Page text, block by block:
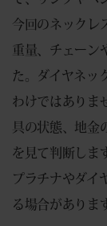
今回のネックレ
重量、チェーン
た。ダイヤネッ
わけではありま
具の状態、地金
を見て判断しま
プラチナやダイ
る場合がありま